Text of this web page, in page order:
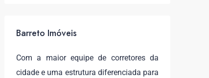
Barreto Imóveis
Com a maior equipe de corretores da
cidade e uma estrutura diferenciada para